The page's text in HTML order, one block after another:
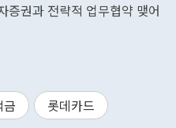
증권과 전략적 업무협약 맺어
금 롯데카드